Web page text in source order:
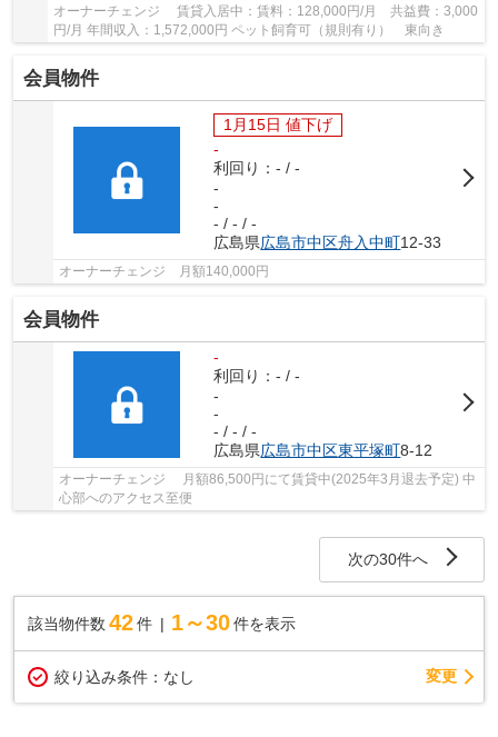
オーナーチェンジ 賃貸入居中：賃料：128,000円/月 共益費：3,000
円/月 年間収入：1,572,000円 ペット飼育可（規則有り） 東向き
会員物件
1月15日 値下げ
-
利回り：- / -
-
-
- / - / -
広島県広島市中区舟入中町12-33
オーナーチェンジ 月額140,000円
会員物件
-
利回り：- / -
-
-
- / - / -
広島県広島市中区東平塚町8-12
オーナーチェンジ 月額86,500円にて賃貸中(2025年3月退去予定) 中
心部へのアクセス至便
次の30件へ
該当物件数 42件 1～30 件を表示
絞り込み条件： なし 変更